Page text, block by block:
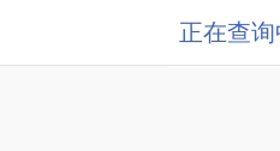
正在查询